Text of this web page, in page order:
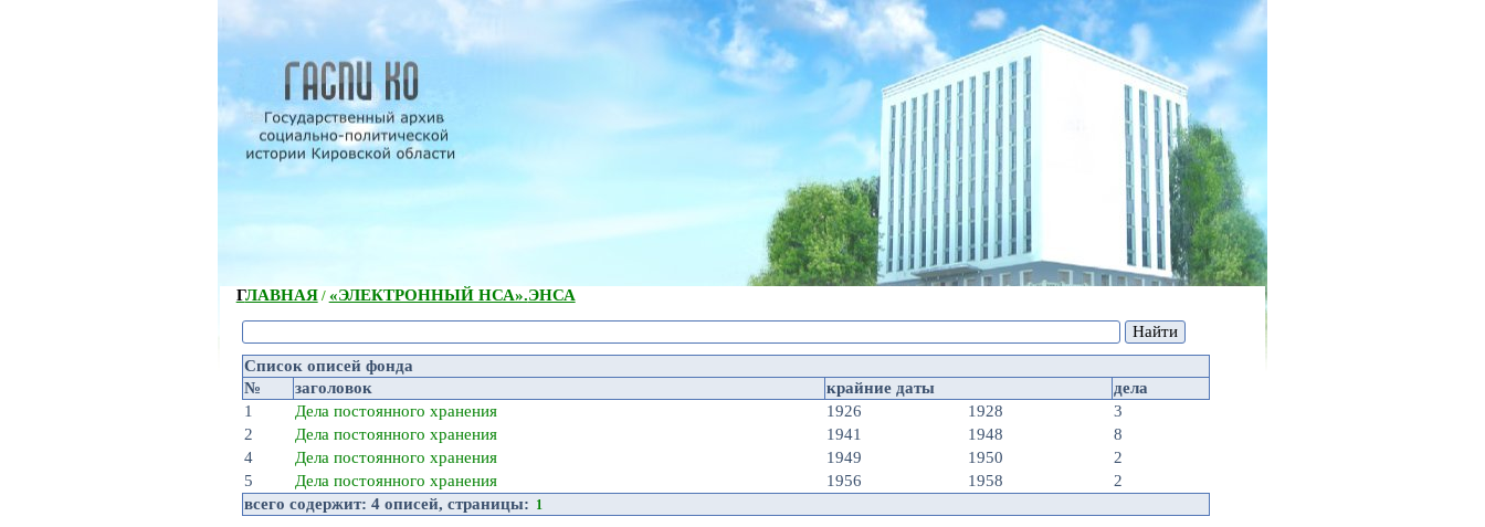
ГЛАВНАЯ/ «ЭЛЕКТРОННЫЙ НСА».ЭНСА
Список описей фонда
№
заголовок крайние даты
дела
1
Дела постоянного хранения 1926 1928
3
2
Дела постоянного хранения 1941 1948
8
4
Дела постоянного хранения 1949 1950
2
5
Дела постоянного хранения 1956 1958
2
всего содержит: 4 описей, страницы: 1